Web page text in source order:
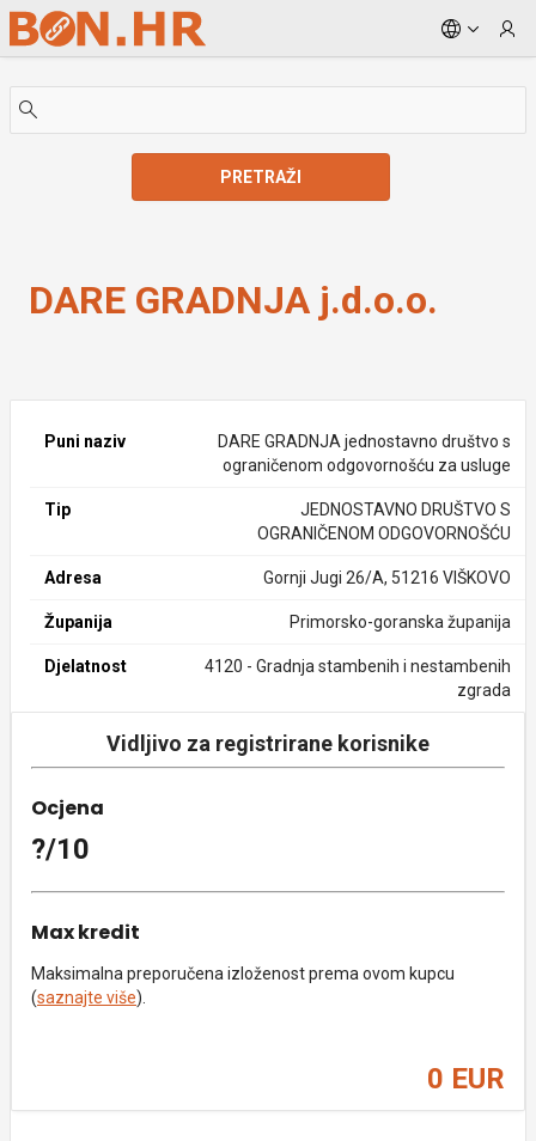
Skip to Main Content
PRETRAŽI
DARE GRADNJA j.d.o.o.
Puni naziv
DARE GRADNJA jednostavno društvo s
ograničenom odgovornošću za usluge
Tip
JEDNOSTAVNO DRUŠTVO S
OGRANIČENOM ODGOVORNOŠĆU
Adresa Gornji Jugi 26/A, 51216 VIŠKOVO
Županija Primorsko-goranska županija
Djelatnost
4120 - Gradnja stambenih i nestambenih
zgrada
Vidljivo za registrirane korisnike
Ocjena
?/10
Max kredit
Maksimalna preporučena izloženost prema ovom kupcu
(saznajte više).
0 EUR